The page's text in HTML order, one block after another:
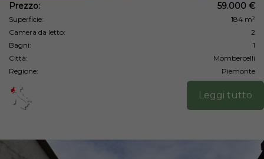
Prezzo: 59.000 €
Superficie:
184 m²
Camera da letto:
2
Bagni:
1
Città:
Mombercelli
Regione:
Piemonte
Leggi tutto